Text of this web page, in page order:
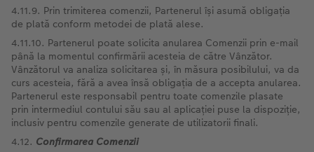
4.11.9. Prin trimiterea comenzii, Partenerul își asumă obligația
de plată conform metodei de plată alese.
4.11.10. Partenerul poate solicita anularea Comenzii prin e-mail
până la momentul confirmării acesteia de către Vânzător.
Vânzătorul va analiza solicitarea și, în măsura posibilului, va da
curs acesteia, fără a avea însă obligația de a accepta anularea.
Partenerul este responsabil pentru toate comenzile plasate
prin intermediul contului său sau al aplicației puse la dispoziție,
inclusiv pentru comenzile generate de utilizatorii finali.
4.12. Confirmarea Comenzii